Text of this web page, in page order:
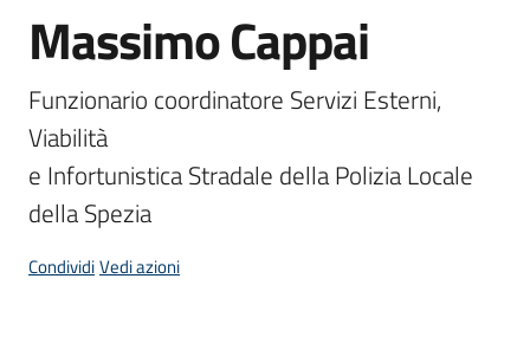
Merito
Civile
Medaglia
d'argento
al Valor
Militare
Salta al contenuto
Massimo Cappai
Funzionario coordinatore Servizi Esterni,
Viabilità
e Infortunistica Stradale della Polizia Locale
della Spezia
CondividiVedi azioni